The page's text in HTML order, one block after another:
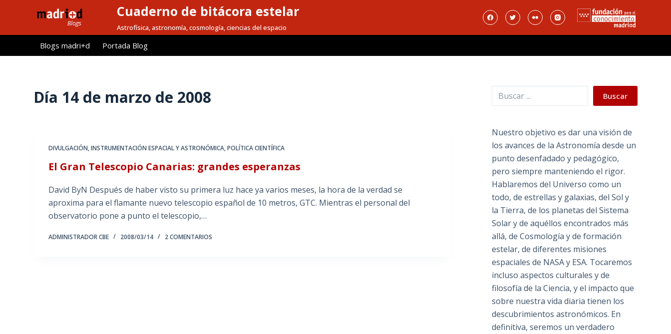
l
Cuaderno de bitácora estelar
Astrofísica, astronomía, cosmología, ciencias del espacio
Blogs madri+d Portada Blog
Día 14 de marzo de 2008
DIVULGACIÓN,INSTRUMENTACIÓN ESPACIAL Y ASTRONÓMICA,POLÍTICA CIENTÍFICA
El Gran Telescopio Canarias: grandes esperanzas
David ByN Después de haber visto su primera luz hace ya varios meses, la hora de la verdad se
aproxima para el flamante nuevo telescopio español de 10 metros, GTC. Mientras el personal del
observatorio pone a punto el telescopio,…
ADMINISTRADOR CBE 2008/03/14 2 COMENTARIOS
Buscar Buscar
Nuestro objetivo es dar una visión de
los avances de la Astronomía desde un
punto desenfadado y pedagógico,
pero siempre manteniendo el rigor.
Hablaremos del Universo como un
todo, de estrellas y galaxias, del Sol y
la Tierra, de los planetas del Sistema
Solar y de aquéllos encontrados más
allá, de Cosmología y de formación
estelar, de diferentes misiones
espaciales de NASA y ESA. Tocaremos
incluso aspectos culturales y de
filosofía de la Ciencia, y el impacto que
sobre nuestra vida diaria tienen los
descubrimientos astronómicos. En
definitiva, seremos un verdadero